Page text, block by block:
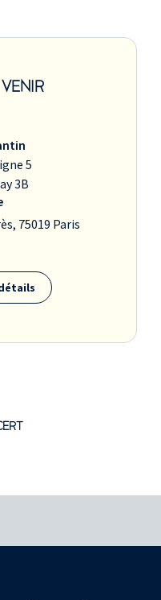
5
3B
75019 Paris